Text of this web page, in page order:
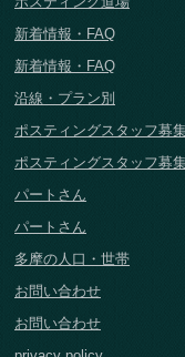
新着情報・FAQ
新着情報・FAQ
沿線・プラン別
ポスティングスタッフ募
ポスティングスタッフ募
パートさん
パートさん
多摩の人口・世帯
お問い合わせ
お問い合わせ